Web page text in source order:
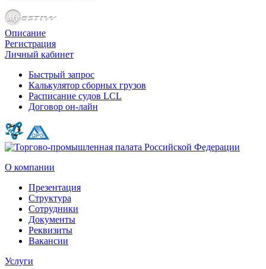
Описание
Регистрация
Личный кабинет
Быстрый запрос
Калькулятор сборных грузов
Расписание судов LCL
Договор он-лайн
О компании
Презентация
Структура
Сотрудники
Документы
Реквизиты
Вакансии
Услуги